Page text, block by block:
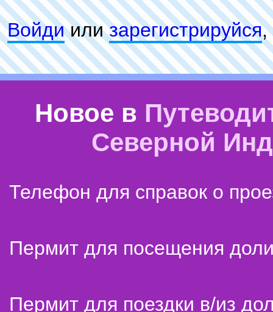
Войдиилизарeгиcтpируйся,
Новое в
Северной
Телефон для справок о
Пермит для посещения
Пермит для поездки в/из